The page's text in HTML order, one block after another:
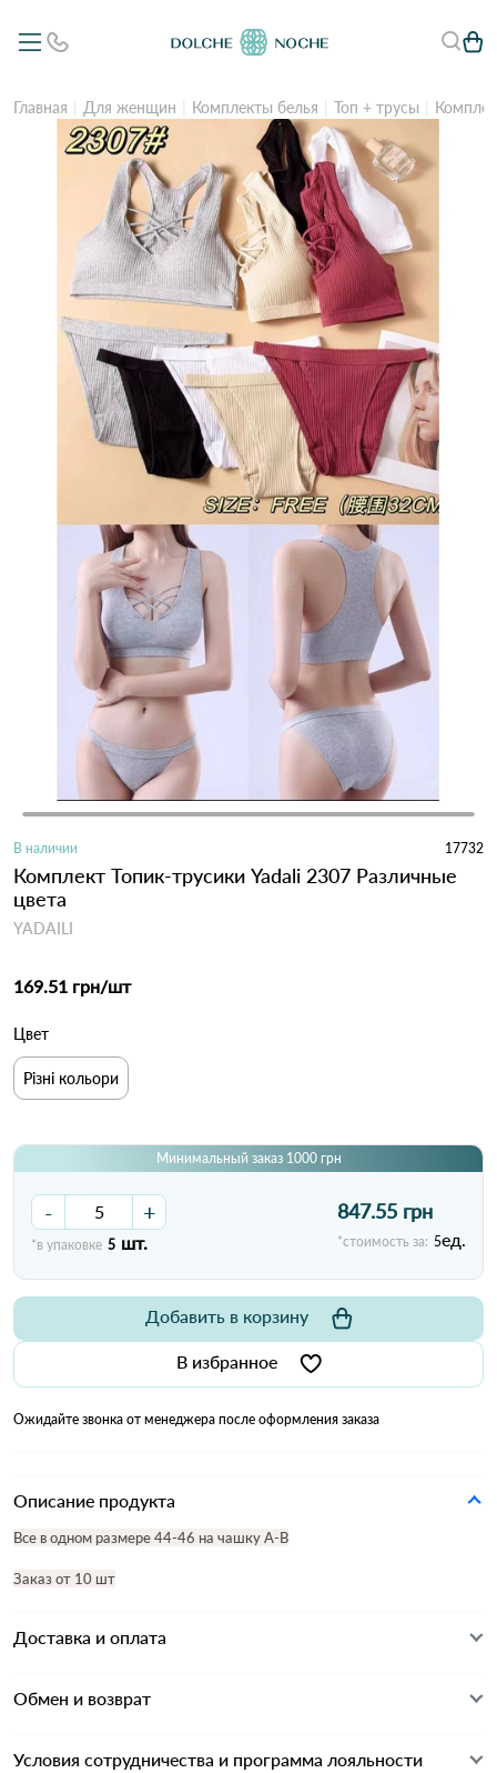
Главная Для женщин Комплекты белья Топ + трусы
В наличии 17732
Комплект Топик-трусики Yadali 2307 Различные
цвета
YADAILI
169.51 грн/шт
Цвет
Різні кольори
Минимальный заказ 1000 грн
- +
*в упаковке 5 шт.
847.55 грн
*стоимость за: 5ед.
В избранное
Добавить в корзину
Ожидайте звонка от менеджера после оформления заказа
Описание продукта
Все в одном размере 44-46 на чашку А-В
Заказ от 10 шт
Доставка и оплата
Обмен и возврат
Условия сотрудничества и программа лояльности